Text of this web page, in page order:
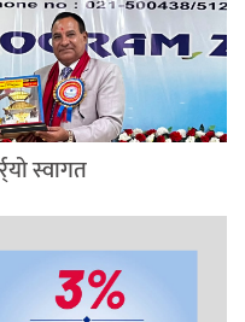
स्वागत